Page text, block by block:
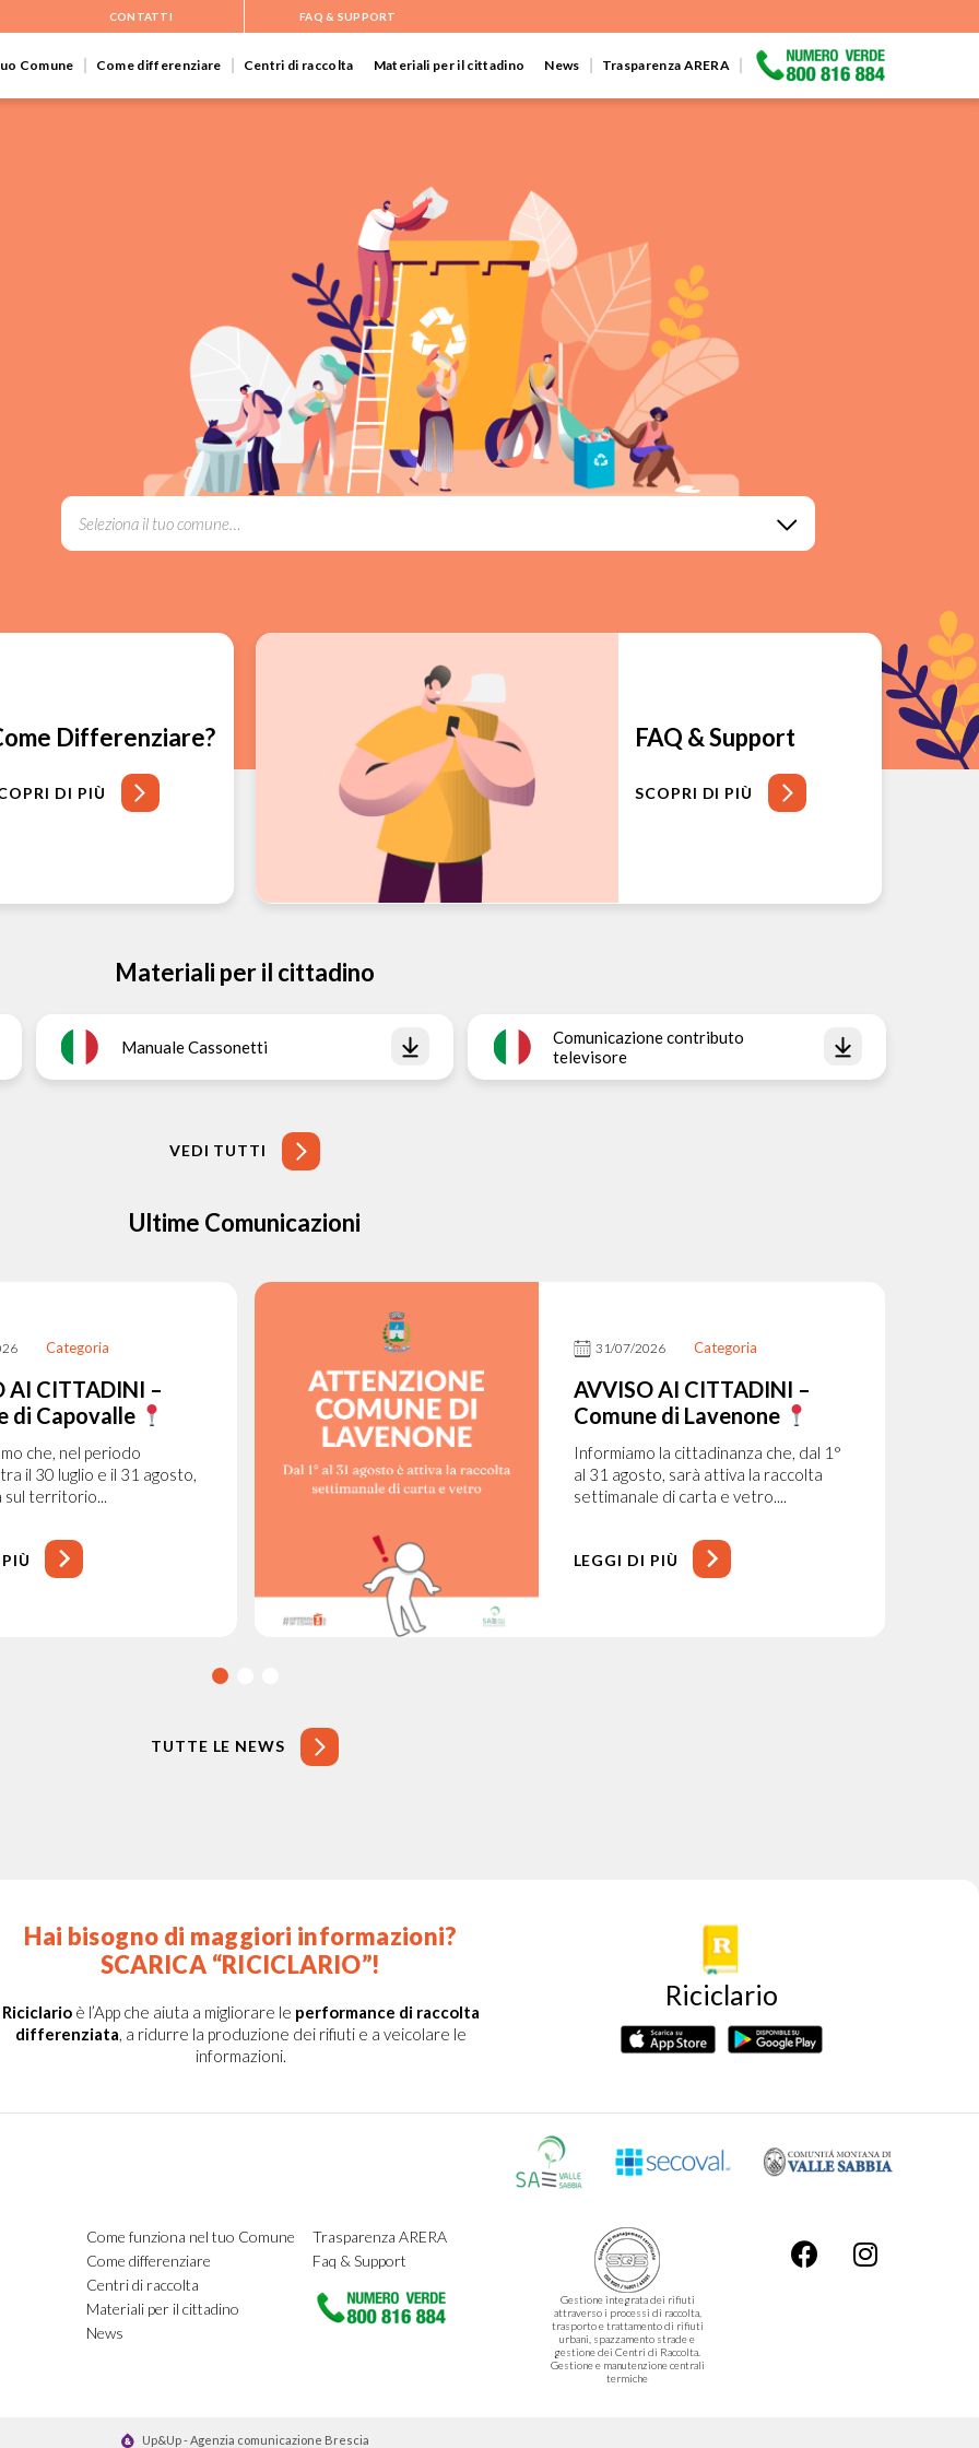
CONTATTI FAQ & SUPPORT
Comune Come differenziare Centri di raccolta Materiali per il cittadino News Trasparenza ARERA
Differenziare?
DI PIÙ
FAQ & Support
SCOPRI DI PIÙ
Materiali per il cittadino
Manuale Cassonetti
Comunicazione contributo
televisore
VEDI TUTTI
Ultime Comunicazioni
Categoria
AI CITTADINI –
di Capovalle
che, nel periodo
il 30 luglio e il 31 agosto,
sul territorio...
31/07/2026 Categoria
AVVISO AI CITTADINI –
Comune di Lavenone
Informiamo la cittadinanza che, dal 1°
al 31 agosto, sarà attiva la raccolta
settimanale di carta e vetro....
LEGGI DI PIÙ
TUTTE LE NEWS
Hai bisogno di maggiori informazioni?
SCARICA “RICICLARIO”!
Riciclarioè l’App che aiuta a migliorare le performance di raccolta
differenziata , a ridurre la produzione dei rifiuti e a veicolare le
informazioni.
Riciclario
Come funziona nel tuo Comune
Come differenziare
Centri di raccolta
Materiali per il cittadino
News
Trasparenza ARERA
Faq & Support
Gestione integrata dei rifiuti
attraverso i processi di raccolta,
trasporto e trattamento di rifiuti
urbani, spazzamento strade e
gestione dei Centri di Raccolta.
Gestione e manutenzione centrali
termiche
Up&Up - Agenzia comunicazione Brescia